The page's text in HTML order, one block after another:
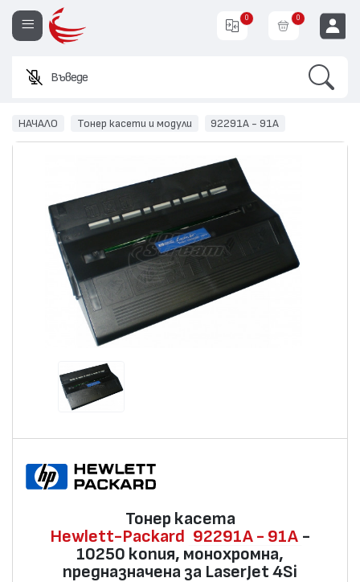
Въведете име
0 0
НАЧАЛО Тонер касети и модули 92291A - 91A
Тонер касета
Hewlett-Packard
92291A - 91A -
10250 копия, монохромна,
предназначена за LaserJet 4Si